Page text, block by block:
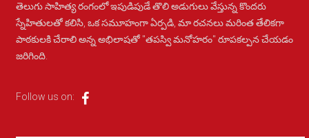
తెలుగు సాహిత్య రంగంలో ఇపుడిపుడే తొలి అడుగులు వేస్తున్న కొందరు
స్నేహితులతో కలిసి, ఒక సమూహంగా ఏర్పడి, మా రచనలు మరింత తేలికగా
పాఠకులకి చేరాలి అన్న అభిలాషతో "తపస్వి మనోహరం" రూపకల్పన చేయడం
జరిగింది.
Follow us on: